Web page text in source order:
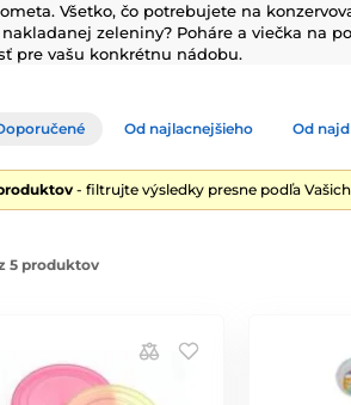
Všetko, čo potrebujete na
zeleniny? Poháre a viečka na
pre vašu konkrétnu nádobu.
Od najlacnejšieho Od
- filtrujte výsledky presne podľa
5 produktov